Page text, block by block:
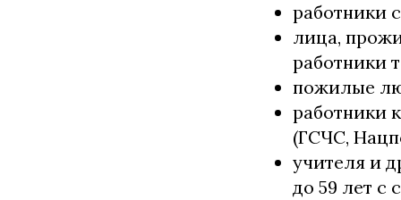
работники
лица,
работники
пожилые
работники
(ГСЧС,
учителя и
до 59 лет с